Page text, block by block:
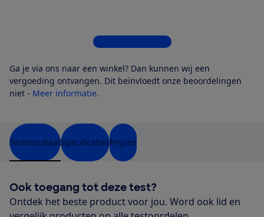
Bekijk alle 5 winkels
Ga je via ons naar een winkel? Dan kunnen wij een
vergoeding ontvangen. Dit beïnvloedt onze beoordelingen
niet - Meer informatie.
TestresultaatSpecificatiesPrijzen
Ook toegang tot deze test?
Ontdek het beste product voor jou. Word ook lid en